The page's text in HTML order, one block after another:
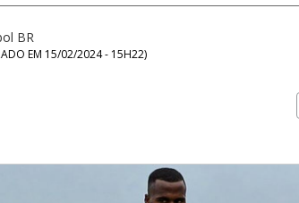
BR
EM 15/02/2024 - 15H22)